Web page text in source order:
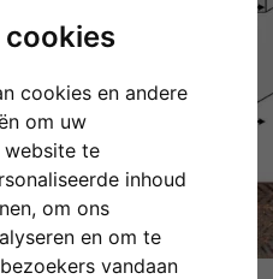
cookies en andere
om uw
te
inhoud
om ons
en om te
vandaan